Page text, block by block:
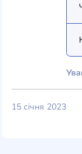
15 січня 2023